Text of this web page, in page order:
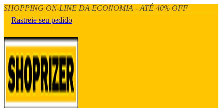
SHOPPING ON-LINE DA ECONOMIA - ATÉ 40% OFF
Rastreie seu pedido